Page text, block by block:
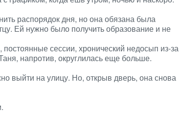
распорядок дня, но она обязана была
Ей нужно было получить образование и не
сессии, хронический недосып из-за
напротив, округлилась еще больше.
выйти на улицу. Но, открыв дверь, она снова